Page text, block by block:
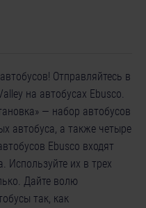
Отправляйтесь в
на автобусах Ebusco.
— набор автобусов
автобуса, а также четыре
Ebusco входят
Используйте их в трех
Дайте волю
так, как